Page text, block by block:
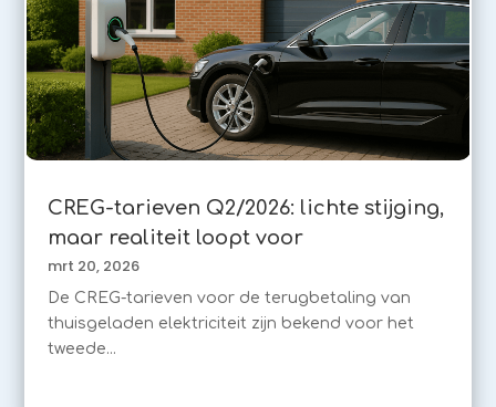
CREG-tarieven Q2/2026: lichte stijging,
maar realiteit loopt voor
mrt 20, 2026
De CREG-tarieven voor de terugbetaling van
thuisgeladen elektriciteit zijn bekend voor het
tweede...